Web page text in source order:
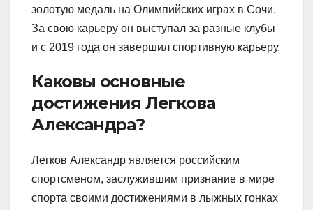
золотую медаль на Олимпийских играх в Сочи.
За свою карьеру он выступал за разные клубы
и с 2019 года он завершил спортивную карьеру.
Каковы основные
достижения Легкова
Александра?
Легков Александр является российским
спортсменом, заслужившим признание в мире
спорта своими достижениями в лыжных гонках